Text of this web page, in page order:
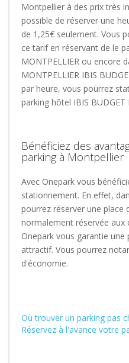
Montpellier à des prix très
possible de réserver une
de 1,25€ seulement. Vous
ce tarif en réservant de le
MONTPELLIER ou encore
MONTPELLIER IBIS
par heure, vous pourrez
parking hôtel IBIS BUDGET
Bénéficiez des
parking à Montpellier
Avec Onepark vous
stationnement. En effet,
pourrez réserver une place
normalement réservée aux
Onepark vous garantie
attractif. Vous pourrez
d'économie.
Où trouver un parking pas
Réservez à l'avance votre